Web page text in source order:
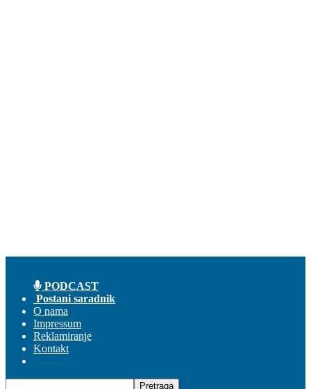
PODCAST
Postani saradnik
O nama
Impressum
Reklamiranje
Kontakt